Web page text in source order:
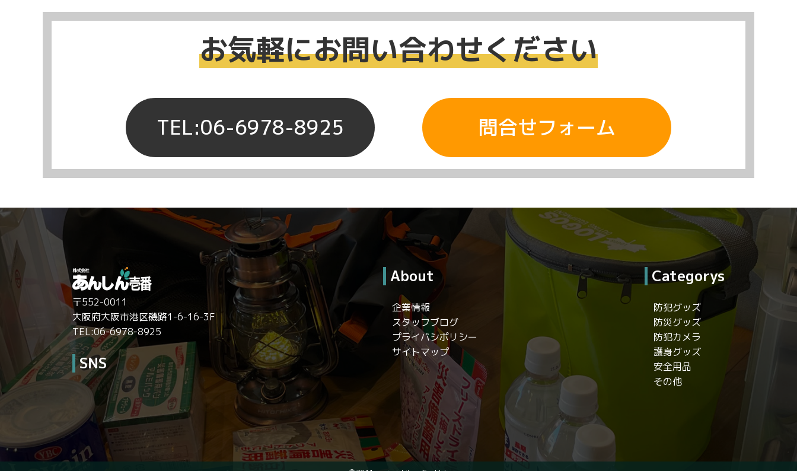
お気軽にお問い合わせください
TEL:06-6978-8925 問合せフォーム
〒552-0011
大阪府大阪市港区磯路1-6-16-3F
TEL:06-6978-8925
SNS
About
企業情報
スタッフブログ
プライバシポリシー
サイトマップ
Categorys
防犯グッズ
防災グッズ
防犯カメラ
護身グッズ
安全用品
その他